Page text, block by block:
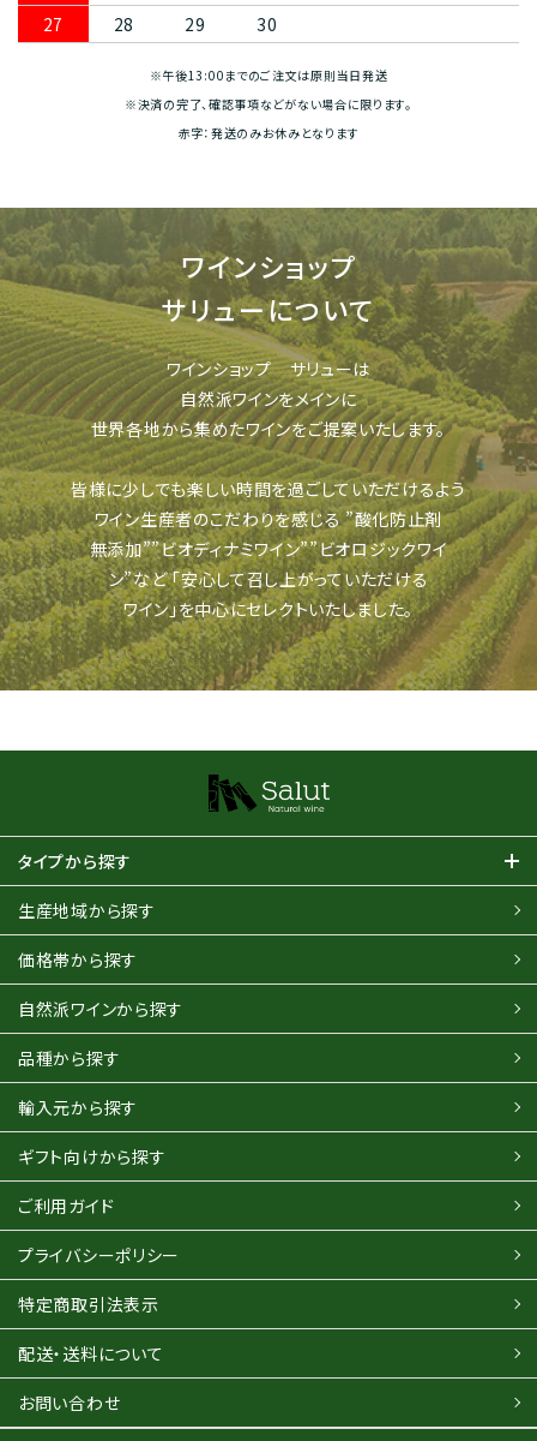
27
28 29 30
※午後13:00までのご注文は原則当日発送
※決済の完了、確認事項などがない場合に限ります。
赤字：発送のみお休みとなります
ワインショップ
サリューについて
ワインショップ サリューは
自然派ワインをメインに
世界各地から集めたワインをご提案いたします。
皆様に少しでも楽しい時間を過ごしていただけるよう
ワイン生産者のこだわりを感じる”酸化防止剤
無添加””ビオディナミワイン””ビオロジックワイ
ン”など「安心して召し上がっていただける
ワイン」を中心にセレクトいたしました。
タイプから探す
生産地域から探す
価格帯から探す
自然派ワインから探す
品種から探す
輸入元から探す
ギフト向けから探す
ご利用ガイド
プライバシーポリシー
特定商取引法表示
配送・送料について
お問い合わせ